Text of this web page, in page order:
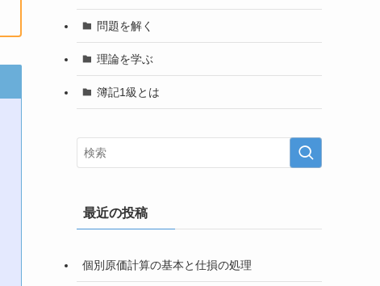
問題を解く
理論を学ぶ
簿記1級とは
最近の投稿
個別原価計算の基本と仕損の処理